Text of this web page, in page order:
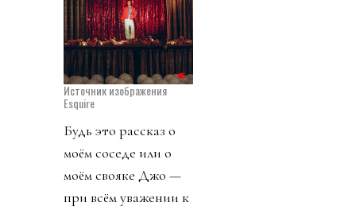
Источник изображения
Esquire
Будь это рассказ о
моём соседе или о
моём свояке Джо —
при всём уважении к